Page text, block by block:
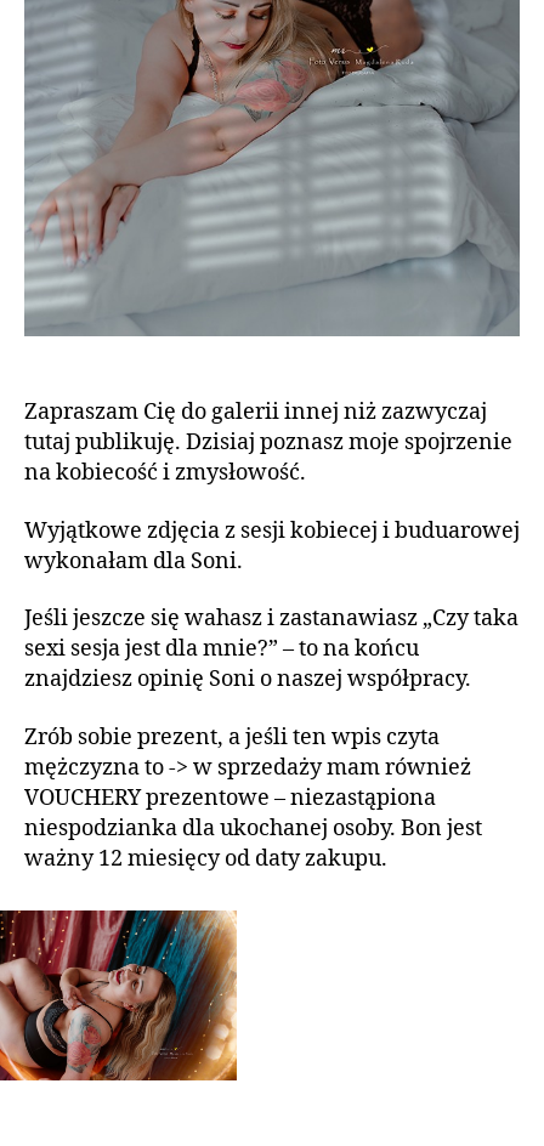
Zapraszam Cię do galerii innej niż zazwyczaj
tutaj publikuję. Dzisiaj poznasz moje spojrzenie
na kobiecość i zmysłowość.
Wyjątkowe zdjęcia z sesji kobiecej i buduarowej
wykonałam dla Soni.
Jeśli jeszcze się wahasz i zastanawiasz „Czy taka
sexi sesja jest dla mnie?” – to na końcu
znajdziesz opinię Soni o naszej współpracy.
Zrób sobie prezent, a jeśli ten wpis czyta
mężczyzna to -> w sprzedaży mam również
VOUCHERY prezentowe – niezastąpiona
niespodzianka dla ukochanej osoby. Bon jest
ważny 12 miesięcy od daty zakupu.